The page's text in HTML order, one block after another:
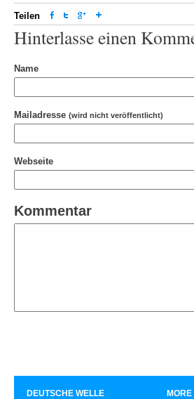
Teilen
Hinterlasse einen
Name
Mailadresse (wird nicht veröffentlicht)
Webseite
Kommentar
DEUTSCHE WELLE